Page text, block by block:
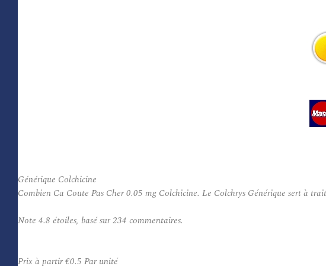
Générique Colchicine
Combien Ca Coute Pas Cher 0.05 mg Colchicine. Le Colchrys Générique sert à
Note 4.8 étoiles, basé sur234 commentaires.
Prix à partir€0.5 Par unité